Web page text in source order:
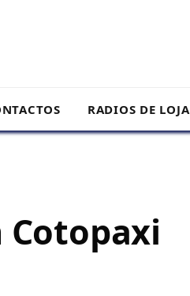
RADIOS DE LOJA
Cotopaxi